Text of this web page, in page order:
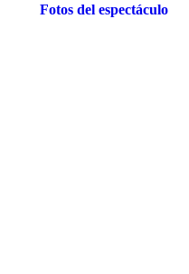
Fotos del espectáculo